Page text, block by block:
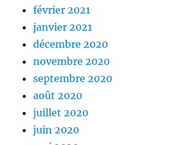
février 2021
janvier 2021
décembre 2020
novembre 2020
septembre 2020
août 2020
juillet 2020
juin 2020